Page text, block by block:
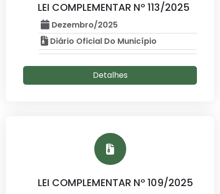
LEI COMPLEMENTAR Nº 113/2025
Dezembro/2025
Diário Oficial Do Município
Detalhes
LEI COMPLEMENTAR Nº 109/2025